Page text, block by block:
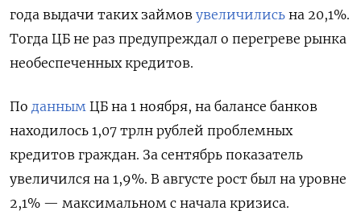
года выдачи таких займов увеличились на 20,1%.
Тогда ЦБ не раз предупреждал о перегреве рынка
необеспеченных кредитов.
По данным ЦБ на 1 ноября, на балансе банков
находилось 1,07 трлн рублей проблемных
кредитов граждан. За сентябрь показатель
увеличился на 1,9%. В августе рост был на уровне
2,1% — максимальном с начала кризиса.